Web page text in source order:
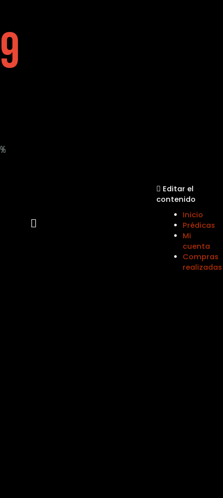
9
%
Editar el
contenido
Inicio
Prédicas
Mi
cuenta
Compras
realizadas